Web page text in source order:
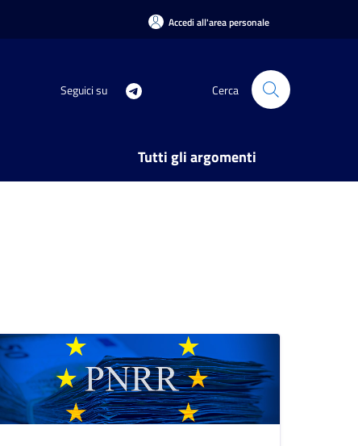
Accedi all'area personale
Seguici su Cerca
Tutti gli argomenti